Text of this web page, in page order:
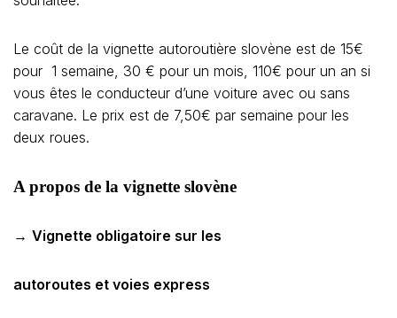
Le coût de la vignette autoroutière slovène est de 15€
pour 1 semaine, 30 € pour un mois, 110€ pour un an si
vous êtes le conducteur d’une voiture avec ou sans
caravane. Le prix est de 7,50€ par semaine pour les
deux roues.
A propos de la vignette slovène
→ Vignette obligatoire sur les
autoroutes et voies express